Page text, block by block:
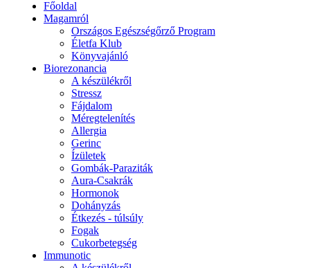
Főoldal
Magamról
Országos Egészségőrző Program
Életfa Klub
Könyvajánló
Biorezonancia
A készülékről
Stressz
Fájdalom
Méregtelenítés
Allergia
Gerinc
Ízületek
Gombák-Paraziták
Aura-Csakrák
Hormonok
Dohányzás
Étkezés - túlsúly
Fogak
Cukorbetegség
Immunotic